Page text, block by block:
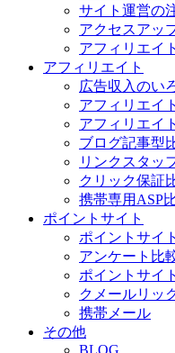
サイト運営の
アクセスアッ
アフィリエイ
アフィリエイト
広告収入のい
アフィリエイ
アフィリエイ
ブログ記事型
リンクスタッ
クリック保証
携帯専用ASP
ポイントサイト
ポイントサイ
アンケート比
ポイントサイト
クメールリッ
携帯メール
その他
BLOG